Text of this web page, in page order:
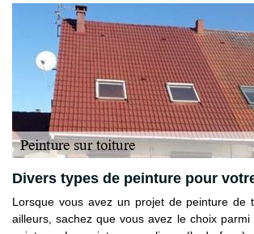
Divers types de peinture pour
Lorsque vous avez un projet de peinture de
ailleurs, sachez que vous avez le choix